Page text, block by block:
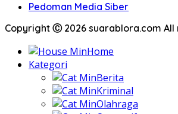
Pedoman Media Siber
Copyright Ⓒ 2026 suarablora.com
Home
Kategori
Berita
Kriminal
Olahraga